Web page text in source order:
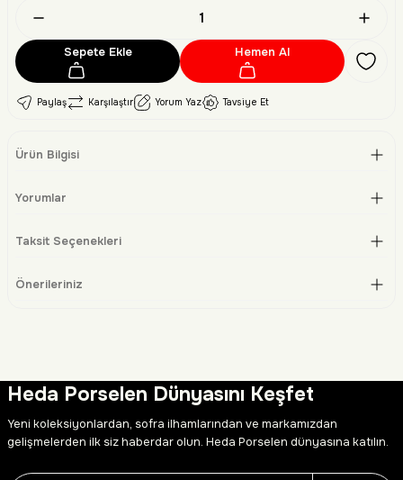
Sepete Ekle Hemen Al
Paylaş Karşılaştır Yorum Yaz Tavsiye Et
Ürün Bilgisi
Yorumlar
Taksit Seçenekleri
Önerileriniz
Heda Porselen Dünyasını Keşfet
Yeni koleksiyonlardan, sofra ilhamlarından ve markamızdan
gelişmelerden ilk siz haberdar olun. Heda Porselen dünyasına katılın.